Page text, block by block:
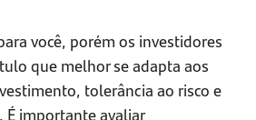
você, porém os investidores
que melhor se adapta aos
tolerância ao risco e
É importante avaliar